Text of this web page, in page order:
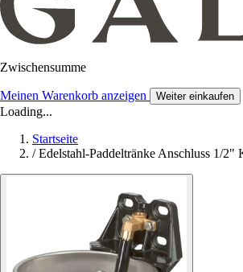
Zwischensumme
Meinen Warenkorb anzeigen Weiter einkaufen
Loading...
Startseite
/ Edelstahl-Paddeltränke Anschluss 1/2"